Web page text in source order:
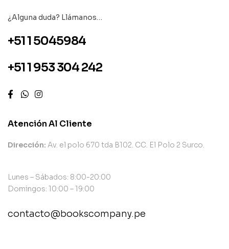
¿Alguna duda? Llámanos…
+51 1 5045984
+51 1 953 304 242
Atención Al Cliente
Dirección: Av. el polo 670 tda B102. CC. El Polo 2 Surco.
Lunes – Sábados: 8:00-20:00
Domingos: 10:00 – 19:00
contacto@bookscompany.pe